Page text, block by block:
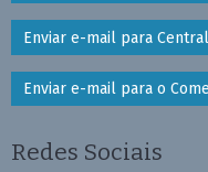
Enviar e-mail para
Enviar e-mail para o
Redes Sociais